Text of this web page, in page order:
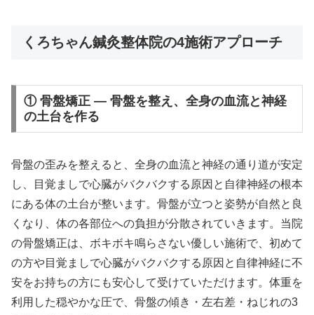
くろちゃん鍼灸整体院の4施術アプローチ
① 骨盤矯正 — 骨盤を整え、全身の血流と神経
の土台を作る
骨盤の歪みを整えると、全身の血流と神経の通り道が安定
し、目覚ましで心臓がバクバクする原因と自律神経の根本
にある体の土台が整います。骨盤が立つと姿勢が自然と良
くなり、体の各部位への負担が分散されていきます。当院
の骨盤矯正は、ボキボキ鳴らさない優しい施術で、初めて
の方や目覚ましで心臓がバクバクする原因と自律神経に不
安をお持ちの方にも安心して受けていただけます。体重を
利用した穏やかな圧で、骨盤の傾き・左右差・ねじれの3